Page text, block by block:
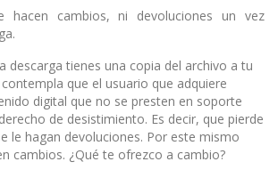
hacen cambios, ni devoluciones un vez
descarga tienes una copia del archivo a tu
que el usuario que adquiere
digital que no se presten en soporte
de desistimiento. Es decir, que pierde
le hagan devoluciones. Por este mismo
cambios. ¿Qué te ofrezco a cambio?